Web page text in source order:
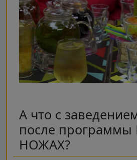
А что с
после программы
НОЖАХ?